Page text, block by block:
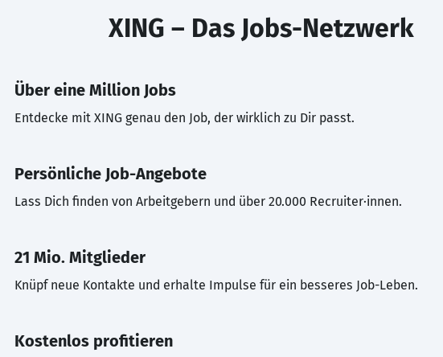
XING – Das Jobs-Netzwerk
Über eine Million Jobs
Entdecke mit XING genau den Job, der wirklich zu Dir passt.
Persönliche Job-Angebote
Lass Dich finden von Arbeitgebern und über 20.000 Recruiter·innen.
21 Mio. Mitglieder
Knüpf neue Kontakte und erhalte Impulse für ein besseres Job-Leben.
Kostenlos profitieren